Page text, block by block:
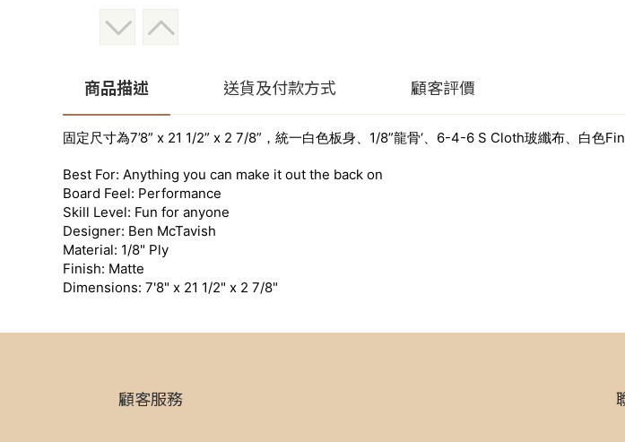
商品描述 送貨及付款方式 顧客評價
固定尺寸為7’8” x 21 1/2” x 2 7/8”，統一白色板身、1/8”龍骨‘、6-4-6 S Cloth玻纖布、白色
Best For: Anything you can make it out the back on
Board Feel: Performance
Skill Level: Fun for anyone
Designer: Ben McTavish
Material: 1/8" Ply
Finish: Matte
Dimensions: 7'8" x 21 1/2" x 2 7/8"
顧客服務